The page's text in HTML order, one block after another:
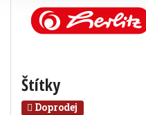
Štítky
Doprodej